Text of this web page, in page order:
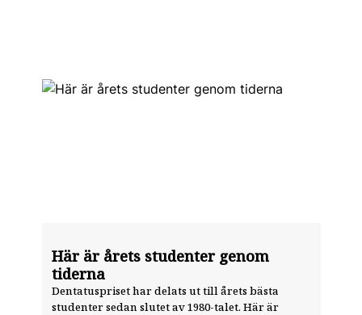
Här är årets studenter genom
tiderna
Dentatuspriset har delats ut till årets bästa
studenter sedan slutet av 1980-talet. Här är